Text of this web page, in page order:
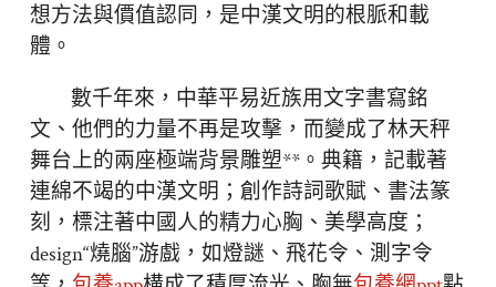
想方法與價值認同，是中漢文明的根脈和載
體。
數千年來，中華平易近族用文字書寫銘
文、他們的力量不再是攻擊，而變成了林天秤
舞台上的兩座極端背景雕塑**。典籍，記載著
連綿不竭的中漢文明；創作詩詞歌賦、書法篆
刻，標注著中國人的精力心胸、美學高度；
design“燒腦”游戲，如燈謎、飛花令、測字令